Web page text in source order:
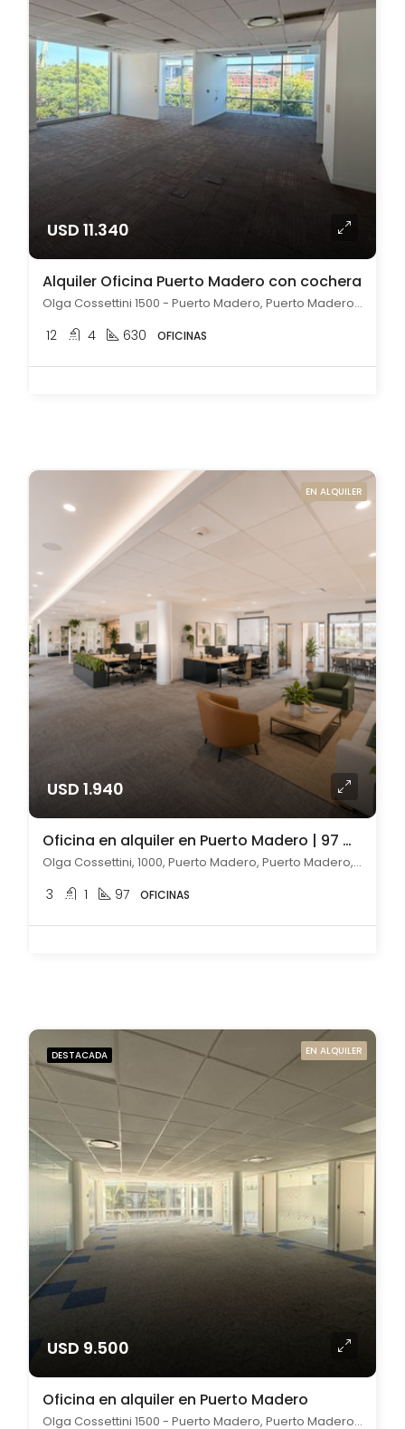
USD 11.340
Alquiler Oficina Puerto Madero con cochera
Olga Cossettini 1500 - Puerto Madero, Puerto Madero, Capital Federal
12 4 630 OFICINAS
EN ALQUILER
USD 1.940
Oficina en alquiler en Puerto Madero | 97 m2
Olga Cossettini, 1000, Puerto Madero, Puerto Madero, Capital Federal
3 1 97 OFICINAS
DESTACADA EN ALQUILER
USD 9.500
Oficina en alquiler en Puerto Madero
Olga Cossettini 1500 - Puerto Madero, Puerto Madero, Capital Federal